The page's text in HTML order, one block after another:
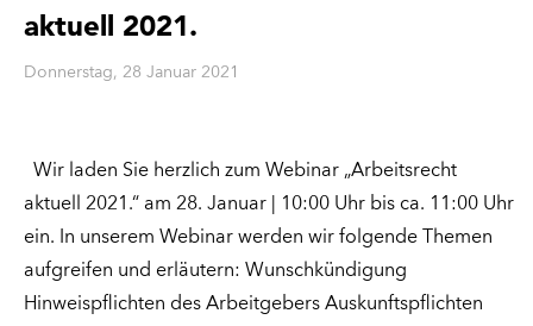
aktuell 2021.
Donnerstag, 28 Januar 2021
Wir laden Sie herzlich zum Webinar „Arbeitsrecht
aktuell 2021.“ am 28. Januar | 10:00 Uhr bis ca. 11:00 Uhr
ein. In unserem Webinar werden wir folgende Themen
aufgreifen und erläutern: Wunschkündigung
Hinweispflichten des Arbeitgebers Auskunftspflichten